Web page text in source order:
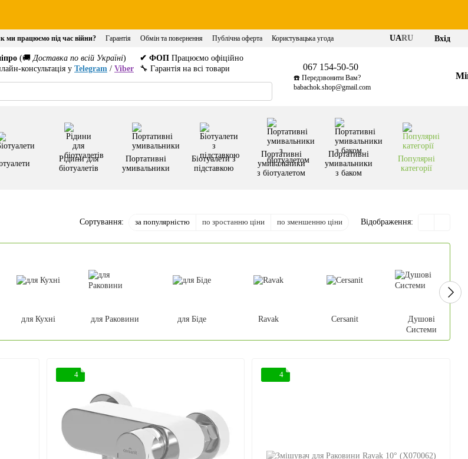
ми працюємо під час війни? Гарантія Обмін та повернення Публічна оферта
Користувацька угода
UARU Вхід
(🚚 Доставка по всій Україні)
консультація у Telegram / Viber
✔ ФОП Працюємо офіційно
🔧 Гарантія на всі товари
067 154-50-50
☎️ Передзвонити Вам?
babachok.shop@gmail.com
Рідини для
біотуалетів
Портативні
умивальники
Біотуалети з
підставкою
Портативні
умивальники
з біотуалетом
Портативні
умивальники
з баком
Популярні
категорії
Сортування: за популярністю по зростанню ціни по зменшенню ціни Відображення:
для Кухні для Раковини для Біде Ravak Cersanit
Душові
Системи
4 4